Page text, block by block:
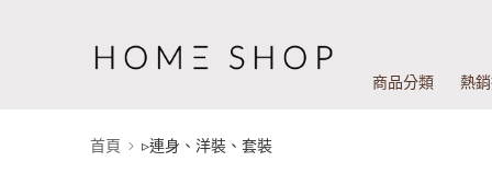
商品分類 熱
首頁 ▹連身、洋裝、套裝